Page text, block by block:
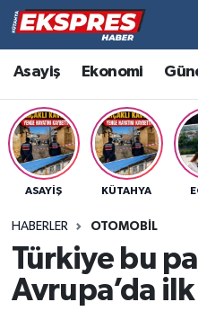
Asayiş Ekonomi
ASAYIŞ KÜTAHYA
HABERLER OTOMOBIL
Türkiye bu
Avrupa’da
Altıntaş
Asayiş
Aslanapa
Bölge
Çavdarhisar
Hava Durumu
Trafik Durumu
Süper Lig Puan
Son Dakika Haberleri
Haber Arşivi